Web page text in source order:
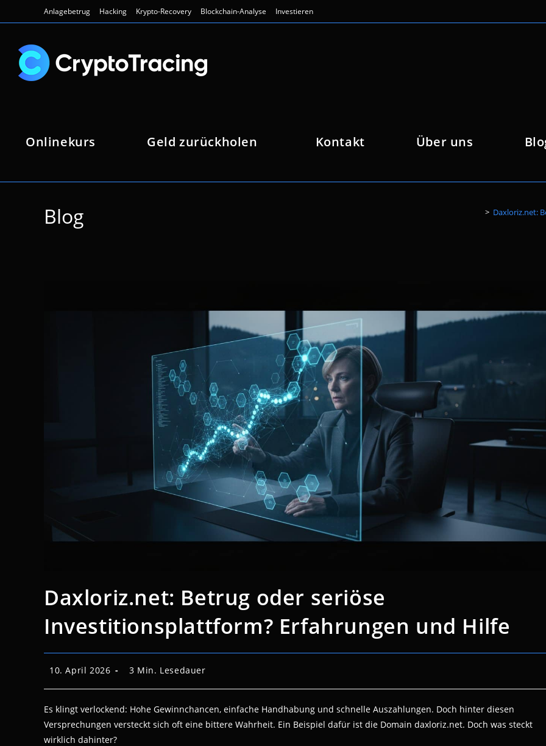
Inhalt
Anlagebetrug Hacking Krypto-Recovery Blockchain-Analyse Investieren
Onlinekurs Geld zurückholen Kontakt Über uns
Blog > Daxloriz.net:
Daxloriz.net: Betrug oder seriöse
Investitionsplattform? Erfahrungen und Hilfe
Beitrag
veröffentlicht:
10. April 2026 Lesedauer:
3 Min. Lesedauer
Es klingt verlockend: Hohe Gewinnchancen, einfache Handhabung und schnelle Auszahlungen. Doch hinter diesen
Versprechungen versteckt sich oft eine bittere Wahrheit. Ein Beispiel dafür ist die Domain daxloriz.net. Doch was steckt
wirklich dahinter?